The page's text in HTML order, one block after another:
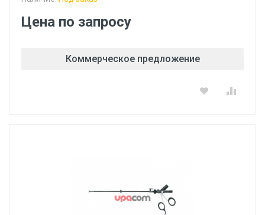
Цена по запросу
Коммерческое предложение